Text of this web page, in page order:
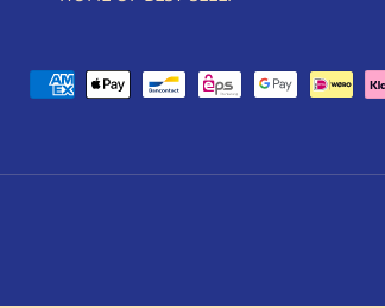
Accepterede betalingsmetoder